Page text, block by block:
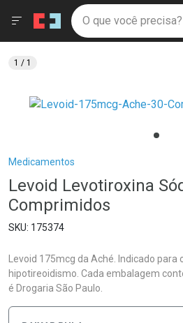
Drogaria São Paulo
Ir direto para a home
pela página
Ir direto para o conteúdo
Ir direto para a busca
Ir direto para a conta
Ir direto para a notificações
Ir direto para o carrinho
Faça a sua busca
O que você
Menu
Breadcrumb
Medicamentos
Levoid Levotiroxina
Comprimidos
175374
Levoid 175mcg da Aché. Indicado
hipotireoidismo. Cada embalagem
é Drogaria São Paulo.
1 / 1